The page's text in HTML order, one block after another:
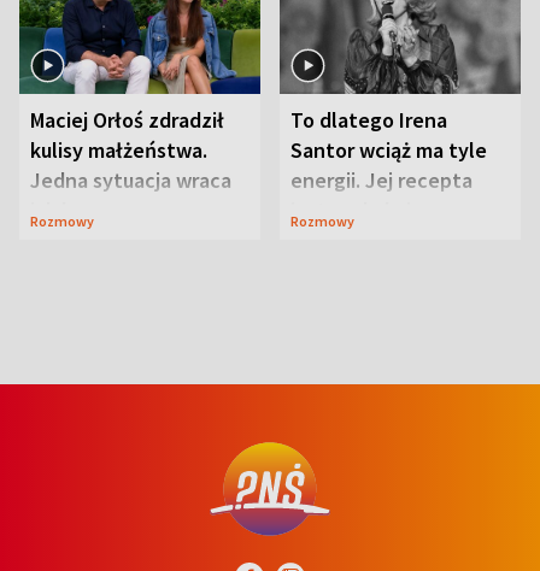
Maciej Orłoś zdradził
kulisy małżeństwa.
Jedna sytuacja wraca
jak bumerang
Rozmowy
To dlatego Irena
Santor wciąż ma tyle
energii. Jej recepta
jest zaskakująco
Rozmowy